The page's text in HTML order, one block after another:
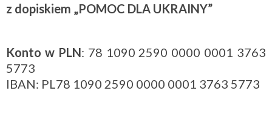
z dopiskiem „POMOC DLA UKRAINY”
Konto w PLN: 78 1090 2590 0000 0001 3763
5773
IBAN: PL78 1090 2590 0000 0001 3763 5773